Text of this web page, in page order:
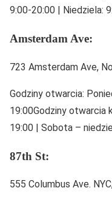
9:00-20:00 | Niedziela:
Amsterdam Ave:
723 Amsterdam Ave,
Godziny otwarcia:
19:00Godziny otwarcia
19:00 | Sobota –
87th St:
555 Columbus Ave.